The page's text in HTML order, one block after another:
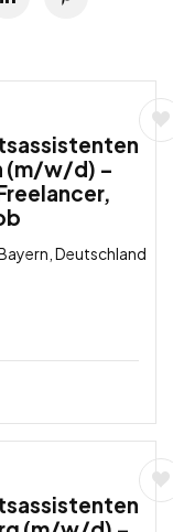
(m/w/d) –
Deutschland